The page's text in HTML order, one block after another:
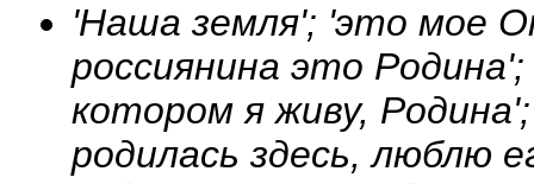
'Наша земля'; 'это мое
россиянина это
котором я живу,
родилась здесь, люблю